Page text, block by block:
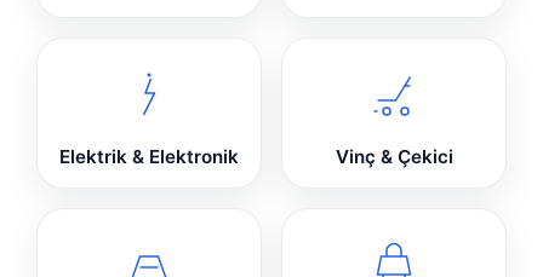
Elektrik & Elektronik Vinç & Çekici